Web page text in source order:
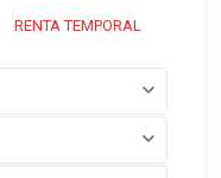
RENTA TEMPORAL